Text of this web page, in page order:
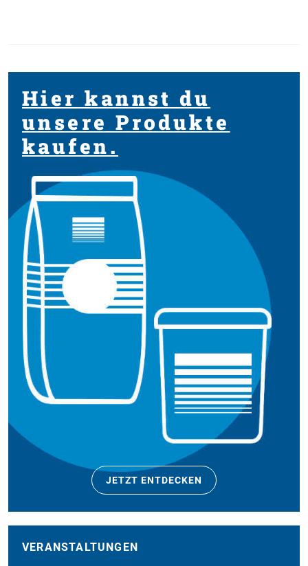
Hier kannst du
unsere Produkte
kaufen.
JETZT ENTDECKEN
VERANSTALTUNGEN